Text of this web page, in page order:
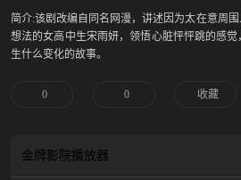
简介:该剧改编自同名网漫，讲述因为太在意周
想法的女高中生宋雨妍，领悟心脏怦怦跳的感
生什么变化的故事。
0 0 收藏
金牌影院播放器